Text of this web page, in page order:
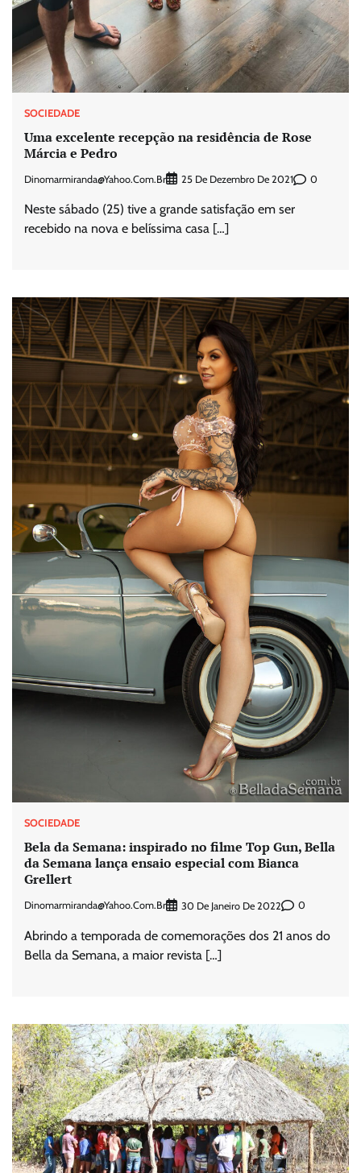
SOCIEDADE
Uma excelente recepção na residência de Rose
Márcia e Pedro
Dinomarmiranda@yahoo.com.br 25 De Dezembro De 2021 0
Neste sábado (25) tive a grande satisfação em ser
recebido na nova e belíssima casa […]
SOCIEDADE
Bela da Semana: inspirado no filme Top Gun, Bella
da Semana lança ensaio especial com Bianca
Grellert
Dinomarmiranda@yahoo.com.br 30 De Janeiro De 2022 0
Abrindo a temporada de comemorações dos 21 anos do
Bella da Semana, a maior revista […]